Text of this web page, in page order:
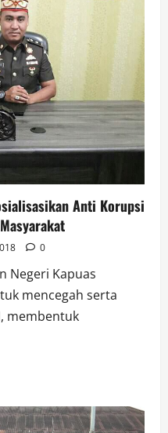
Anti Korupsi
0
Negeri Kapuas
mencegah serta
membentuk